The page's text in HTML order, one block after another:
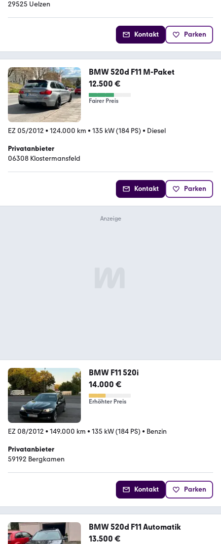
29525 Uelzen
Kontakt Parken
BMW 520d F11 M-Paket
12.500 €
Fairer Preis
EZ 05/2012 • 124.000 km • 135 kW (184 PS) • Diesel
Privatanbieter
06308 Klostermansfeld
Kontakt Parken
BMW F11 520i
14.000 €
Erhöhter Preis
EZ 08/2012 • 149.000 km • 135 kW (184 PS) • Benzin
Privatanbieter
59192 Bergkamen
Kontakt Parken
BMW 520d F11 Automatik
13.500 €